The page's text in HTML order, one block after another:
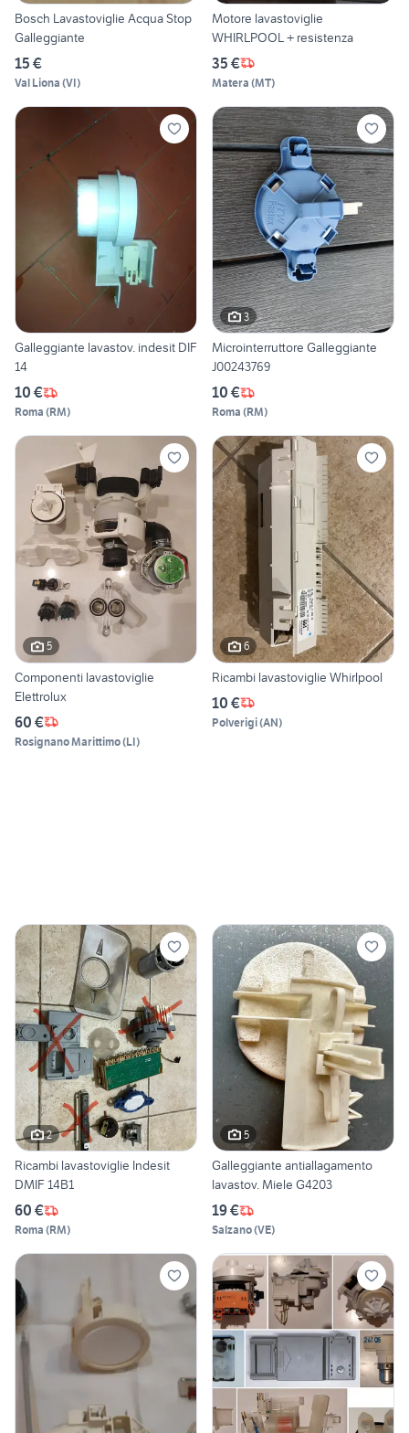
Bosch Lavastoviglie Acqua Stop
Galleggiante
15 €
Val Liona (VI)
Motore lavastoviglie
WHIRLPOOL + resistenza
35 €
Matera (MT)
Galleggiante lavastov. indesit DIF
14
10 €
Roma (RM)
3
Microinterruttore Galleggiante
J00243769
10 €
Roma (RM)
5
Componenti lavastoviglie
Elettrolux
60 €
Rosignano Marittimo(LI)
6
Ricambi lavastoviglie Whirlpool
10 €
Polverigi(AN)
2
Ricambi lavastoviglie Indesit
DMIF 14B1
60 €
Roma (RM)
5
Galleggiante antiallagamento
lavastov. Miele G4203
19 €
Salzano(VE)